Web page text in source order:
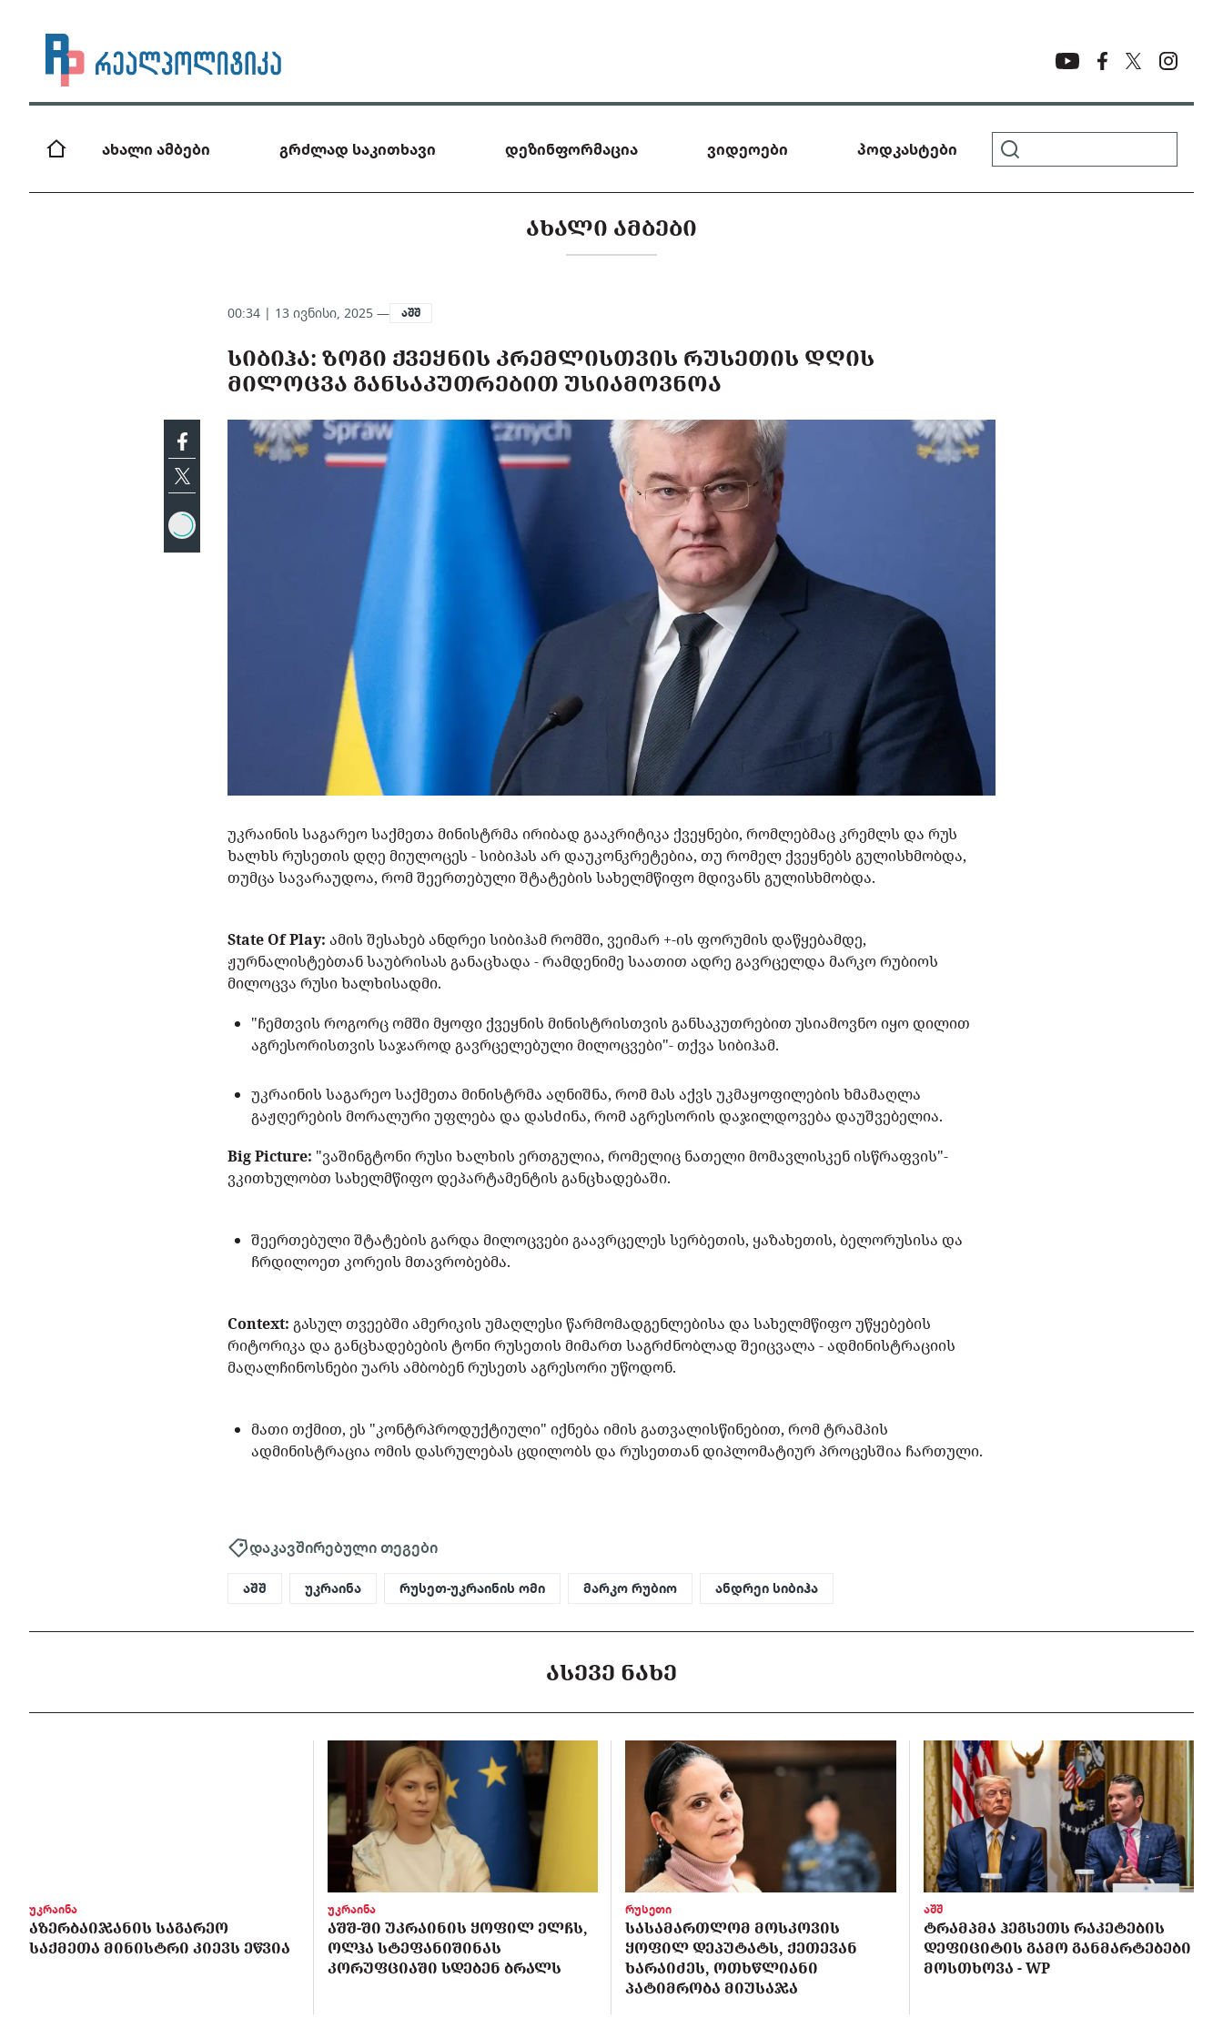
ახალი ამბები გრძლად საკითხავი დეზინფორმაცია ვიდეოები პოდკასტები
ᲐᲮᲐᲚᲘ ᲐᲛᲑᲔᲑᲘ
00:34 | 13 ივნისი, 2025 — აშშ
ᲡᲘᲑᲘᲰᲐ: ᲖᲝᲒᲘ ᲥᲕᲔᲧᲜᲘᲡ ᲙᲠᲔᲛᲚᲘᲡᲗᲕᲘᲡ ᲠᲣᲡᲔᲗᲘᲡ ᲓᲦᲘᲡ
ᲛᲘᲚᲝᲪᲕᲐ ᲒᲐᲜᲡᲐᲙᲣᲗᲠᲔᲑᲘᲗ ᲣᲡᲘᲐᲛᲝᲕᲜᲝᲐ
უკრაინის საგარეო საქმეთა მინისტრმა ირიბად გააკრიტიკა ქვეყნები, რომლებმაც კრემლს და რუს
ხალხს რუსეთის დღე მიულოცეს - სიბიჰას არ დაუკონკრეტებია, თუ რომელ ქვეყნებს გულისხმობდა,
თუმცა სავარაუდოა, რომ შეერთებული შტატების სახელმწიფო მდივანს გულისხმობდა.
State Of Play: ამის შესახებ ანდრეი სიბიჰამ რომში, ვეიმარ +-ის ფორუმის დაწყებამდე,
ჟურნალისტებთან საუბრისას განაცხადა - რამდენიმე საათით ადრე გავრცელდა მარკო რუბიოს
მილოცვა რუსი ხალხისადმი.
"ჩემთვის როგორც ომში მყოფი ქვეყნის მინისტრისთვის განსაკუთრებით უსიამოვნო იყო დილით
აგრესორისთვის საჯაროდ გავრცელებული მილოცვები"- თქვა სიბიჰამ.
უკრაინის საგარეო საქმეთა მინისტრმა აღნიშნა, რომ მას აქვს უკმაყოფილების ხმამაღლა
გაჟღერების მორალური უფლება და დასძინა, რომ აგრესორის დაჯილდოვება დაუშვებელია.
Big Picture: "ვაშინგტონი რუსი ხალხის ერთგულია, რომელიც ნათელი მომავლისკენ ისწრაფვის"-
ვკითხულობთ სახელმწიფო დეპარტამენტის განცხადებაში.
შეერთებული შტატების გარდა მილოცვები გაავრცელეს სერბეთის, ყაზახეთის, ბელორუსისა და
ჩრდილოეთ კორეის მთავრობებმა.
Context:გასულ თვეებში ამერიკის უმაღლესი წარმომადგენლებისა და სახელმწიფო უწყებების
რიტორიკა და განცხადებების ტონი რუსეთის მიმართ საგრძნობლად შეიცვალა - ადმინისტრაციის
მაღალჩინოსნები უარს ამბობენ რუსეთს აგრესორი უწოდონ.
მათი თქმით, ეს "კონტრპროდუქტიული" იქნება იმის გათვალისწინებით, რომ ტრამპის
ადმინისტრაცია ომის დასრულებას ცდილობს და რუსეთთან დიპლომატიურ პროცესშია ჩართული.
დაკავშირებული თეგები
აშშ უკრაინა რუსეთ-უკრაინის ომი მარკო რუბიო ანდრეი სიბიჰა
ᲐᲡᲔᲕᲔ ᲜᲐᲮᲔ
უკრაინა
ᲐᲖᲔᲠᲑᲐᲘᲯᲐᲜᲘᲡ ᲡᲐᲒᲐᲠᲔᲝ
ᲡᲐᲥᲛᲔᲗᲐ ᲛᲘᲜᲘᲡᲢᲠᲘ ᲙᲘᲔᲕᲡ ᲔᲬᲕᲘᲐ
უკრაინა
ᲐᲨᲨ-ᲨᲘ ᲣᲙᲠᲐᲘᲜᲘᲡ ᲧᲝᲤᲘᲚ ᲔᲚᲩᲡ,
ᲝᲚᲰᲐ ᲡᲢᲔᲤᲐᲜᲘᲨᲘᲜᲐᲡ
ᲙᲝᲠᲣᲤᲪᲘᲐᲨᲘ ᲡᲓᲔᲑᲔᲜ ᲑᲠᲐᲚᲡ
რუსეთი
ᲡᲐᲡᲐᲛᲐᲠᲗᲚᲝᲛ ᲛᲝᲡᲙᲝᲕᲘᲡ
ᲧᲝᲤᲘᲚ ᲓᲔᲞᲣᲢᲐᲢᲡ, ᲥᲔᲗᲔᲕᲐᲜ
ᲮᲐᲠᲐᲘᲫᲔᲡ, ᲝᲗᲮᲬᲚᲘᲐᲜᲘ
ᲞᲐᲢᲘᲛᲠᲝᲑᲐ ᲛᲘᲣᲡᲐᲯᲐ
აშშ
ᲢᲠᲐᲛᲞᲛᲐ ᲰᲔᲒᲡᲔᲗᲡ ᲠᲐᲙᲔᲢᲔᲑᲘᲡ
ᲓᲔᲤᲘᲪᲘᲢᲘᲡ ᲒᲐᲛᲝ ᲒᲐᲜᲛᲐᲠᲢᲔᲑᲔᲑᲘ
ᲛᲝᲡᲗᲮᲝᲕᲐ - WP